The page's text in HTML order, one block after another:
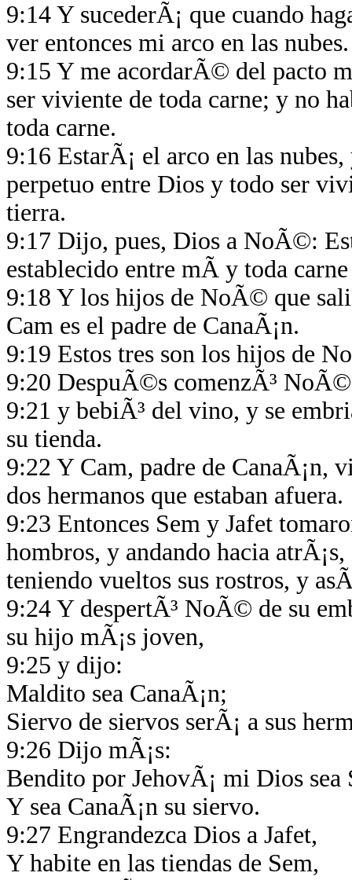
9:14 Y sucederÃ¡ que cuando
ver entonces mi arco en las
9:15 Y me acordarÃ© del pacto
ser viviente de toda carne; y no
toda carne.
9:16 EstarÃ¡ el arco en las
perpetuo entre Dios y todo ser
tierra.
9:17 Dijo, pues, Dios a NoÃ©:
establecido entre mÃ­ y toda
9:18 Y los hijos de NoÃ© que
Cam es el padre de CanaÃ¡n.
9:19 Estos tres son los hijos de
9:20 DespuÃ©s comenzÃ³
9:21 y bebiÃ³ del vino, y se
su tienda.
9:22 Y Cam, padre de CanaÃ¡n,
dos hermanos que estaban afuera.
9:23 Entonces Sem y Jafet
hombros, y andando hacia
teniendo vueltos sus rostros, y
9:24 Y despertÃ³ NoÃ© de su
su hijo mÃ¡s joven,
9:25 y dijo:
Maldito sea CanaÃ¡n;
Siervo de siervos serÃ¡ a sus
9:26 Dijo mÃ¡s:
Bendito por JehovÃ¡ mi Dios sea
Y sea CanaÃ¡n su siervo.
9:27 Engrandezca Dios a Jafet,
Y habite en las tiendas de Sem,